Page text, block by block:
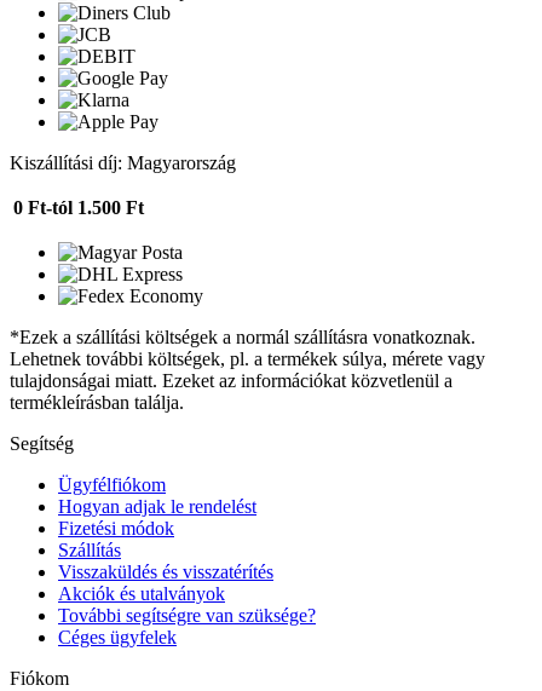
Kiszállítási díj: Magyarország
0 Ft-tól 1.500 Ft
*Ezek a szállítási költségek a normál szállításra vonatkoznak.
Lehetnek további költségek, pl. a termékek súlya, mérete vagy
tulajdonságai miatt. Ezeket az információkat közvetlenül a
termékleírásban találja.
Segítség
Ügyfélfiókom
Hogyan adjak le rendelést
Fizetési módok
Szállítás
Visszaküldés és visszatérítés
Akciók és utalványok
További segítségre van szüksége?
Céges ügyfelek
Fiókom